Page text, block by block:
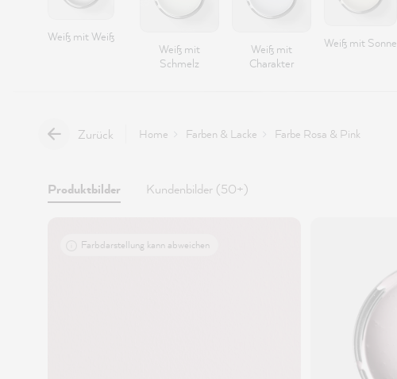
Weiß mit Weiß
Weiß mit
Schmelz
Weiß mit
Charakter
Weiß mit Sonne
Zurück Home Farben & Lacke Farbe Rosa & Pink
Produktbilder Kundenbilder (50+)
Farbdarstellung kann abweichen